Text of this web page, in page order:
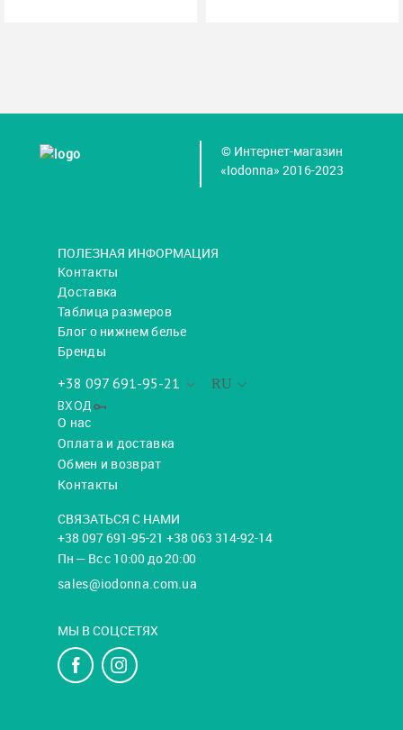
© Интернет-магазин
«Iodonna» 2016-2023
ПОЛЕЗНАЯ ИНФОРМАЦИЯ
Контакты
Доставка
Таблица размеров
Блог о нижнем белье
Бренды
RU
+38 097 691-95-21
ВХОД
О нас
Оплата и доставка
Обмен и возврат
Контакты
СВЯЗАТЬСЯ С НАМИ
+38 097 691-95-21 +38 063 314-92-14
Пн — Вс с 10:00 до 20:00
sales@iodonna.com.ua
МЫ В СОЦСЕТЯХ